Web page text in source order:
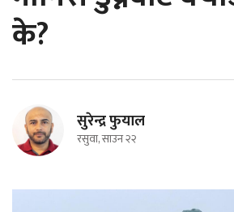
के?
सुरेन्द्र फुयाल
रसुवा, साउन २२